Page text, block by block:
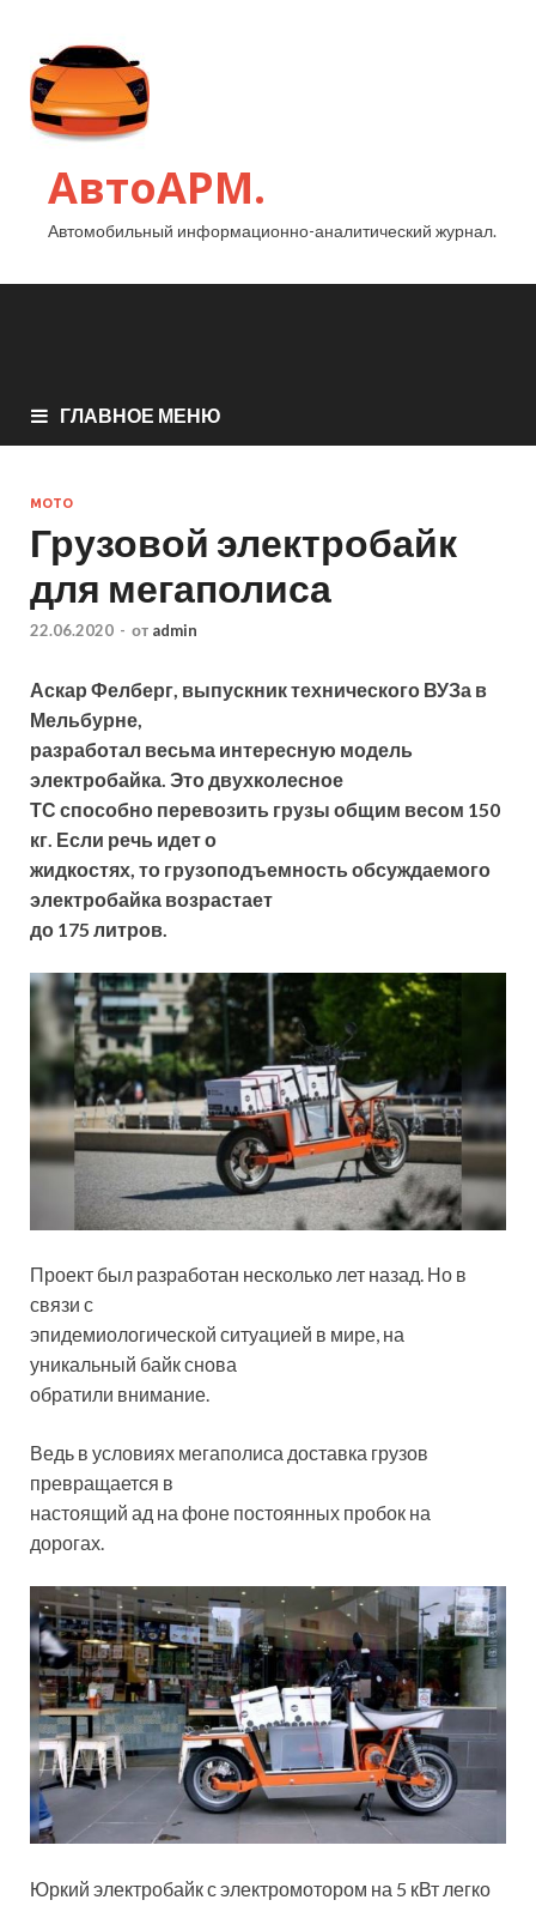
АвтоАРМ.
Автомобильный информационно-аналитический журнал.
ГЛАВНОЕ МЕНЮ
МОТО
Грузовой электробайк
для мегаполиса
22.06.2020 - от admin
Аскар Фелберг, выпускник технического ВУЗа в
Мельбурне,
разработал весьма интересную модель
электробайка. Это двухколесное
ТС способно перевозить грузы общим весом 150
кг. Если речь идет о
жидкостях, то грузоподъемность обсуждаемого
электробайка возрастает
до 175 литров.
Проект был разработан несколько лет назад. Но в
связи с
эпидемиологической ситуацией в мире, на
уникальный байк снова
обратили внимание.
Ведь в условиях мегаполиса доставка грузов
превращается в
настоящий ад на фоне постоянных пробок на
дорогах.
Юркий электробайк с электромотором на 5 кВт легко